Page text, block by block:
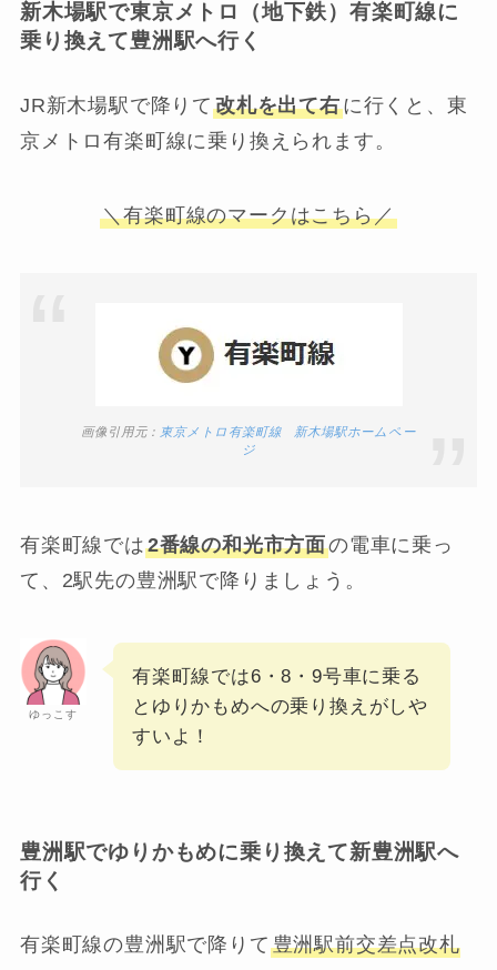
新木場駅で東京メトロ（地下鉄）有楽町線に
乗り換えて豊洲駅へ行く
JR新木場駅で降りて 改札を出て右に行くと、東
京メトロ有楽町線に乗り換えられます。
＼有楽町線のマークはこちら／
画像引用元： 東京メトロ有楽町線 新木場駅ホームペー
ジ
有楽町線では2番線の和光市方面の電車に乗っ
て、2駅先の豊洲駅で降りましょう。
ゆっこす
有楽町線では6・8・9号車に乗る
とゆりかもめへの乗り換えがしや
すいよ！
豊洲駅でゆりかもめに乗り換えて新豊洲駅へ
行く
有楽町線の豊洲駅で降りて 豊洲駅前交差点改札